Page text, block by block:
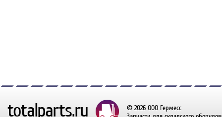
© 2026 ООО Гермесс